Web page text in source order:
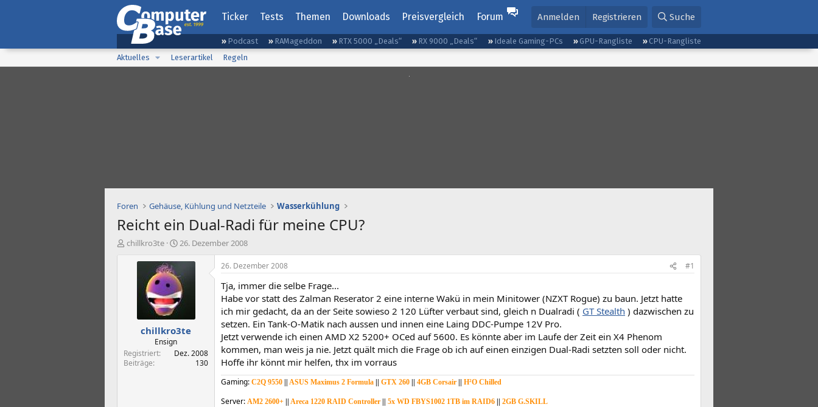
Ticker Tests Themen Downloads Preisvergleich Forum Anmelden Registrieren Suche
Podcast RAMageddon RTX 5000 „Deals“ RX 9000 „Deals“ Ideale Gaming-PCs GPU-Rangliste
CPU-Rangliste
Aktuelles
Leserartikel Regeln
Foren Gehäuse, Kühlung und Netzteile Wasserkühlung
Reicht ein Dual-Radi für meine CPU?
E
chillkro3te
E
s
t
e
l
l
t
a
26. Dezember 2008
chillkro3te
Ensign
Registriert
Dez. 2008
Beiträge
130
26. Dezember 2008 #1
Tja, immer die selbe Frage...
Habe vor statt des Zalman Reserator 2 eine interne Wakü in mein Minitower (NZXT Rogue) zu baun. Jetzt hatte
ich mir gedacht, da an der Seite sowieso 2 120 Lüfter verbaut sind, gleich n Dualradi ( GT Stealth ) dazwischen zu
setzen. Ein Tank-O-Matik nach aussen und innen eine Laing DDC-Pumpe 12V Pro.
Jetzt verwende ich einen AMD X2 5200+ OCed auf 5600. Es könnte aber im Laufe der Zeit ein X4 Phenom
kommen, man weis ja nie. Jetzt quält mich die Frage ob ich auf einen einzigen Dual-Radi setzten soll oder nicht.
Hoffe ihr könnt mir helfen, thx im vorraus
Gaming: C2Q 9550 ASUS Maximus 2 Formula GTX 260 4GB Corsair H²O Chilled
Server: AM2 2600+ Areca 1220 RAID Controller 5x WD FBYS1002 1TB im RAID6 2GB G.SKILL